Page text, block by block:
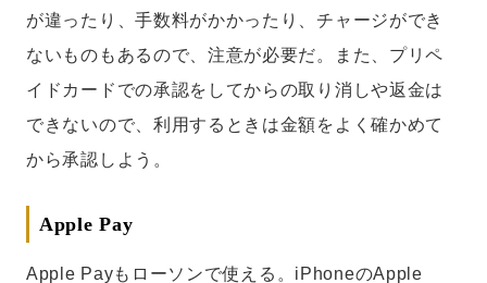
が違ったり、手数料がかかったり、チャージができ
ないものもあるので、注意が必要だ。また、プリペ
イドカードでの承認をしてからの取り消しや返金は
できないので、利用するときは金額をよく確かめて
から承認しよう。
Apple Pay
Apple Payもローソンで使える。iPhoneのApple